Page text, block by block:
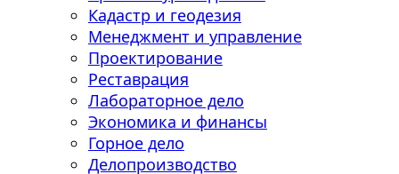
Кадастр и геодезия
Менеджмент и управление
Проектирование
Реставрация
Лабораторное дело
Экономика и финансы
Горное дело
Делопроизводство